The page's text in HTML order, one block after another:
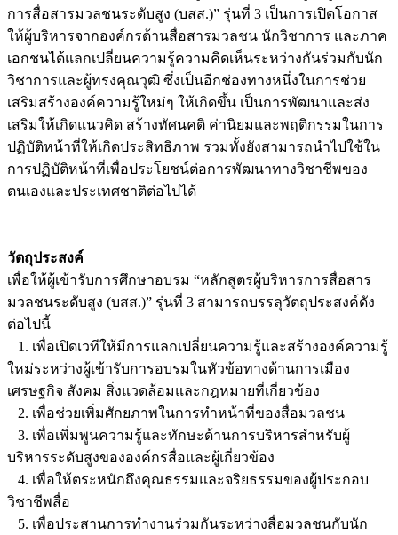
การสื่อสารมวลชนระดับสูง (บสส.)” รุ่นที่ 3 เป็นการเปิดโอกาส
ให้ผู้บริหารจากองค์กรด้านสื่อสารมวลชน นักวิชาการ และภาค
เอกชนได้แลกเปลี่ยนความรู้ความคิดเห็นระหว่างกันร่วมกับนัก
วิชาการและผู้ทรงคุณวุฒิ ซึ่งเป็นอีกช่องทางหนึ่งในการช่วย
เสริมสร้างองค์ความรู้ใหม่ๆ ให้เกิดขึ้น เป็นการพัฒนาและส่ง
เสริมให้เกิดแนวคิด สร้างทัศนคติ ค่านิยมและพฤติกรรมในการ
ปฏิบัติหน้าที่ให้เกิดประสิทธิภาพ รวมทั้งยังสามารถนำไปใช้ใน
การปฏิบัติหน้าที่เพื่อประโยชน์ต่อการพัฒนาทางวิชาชีพของ
ตนเองและประเทศชาติต่อไปได้
วัตถุประสงค์
เพื่อให้ผู้เข้ารับการศึกษาอบรม “หลักสูตรผู้บริหารการสื่อสาร
มวลชนระดับสูง (บสส.)” รุ่นที่ 3 สามารถบรรลุวัตถุประสงค์ดัง
ต่อไปนี้
1. เพื่อเปิดเวทีให้มีการแลกเปลี่ยนความรู้และสร้างองค์ความรู้
ใหม่ระหว่างผู้เข้ารับการอบรมในหัวข้อทางด้านการเมือง
เศรษฐกิจ สังคม สิ่งแวดล้อมและกฎหมายที่เกี่ยวข้อง
2. เพื่อช่วยเพิ่มศักยภาพในการทำหน้าที่ของสื่อมวลชน
3. เพื่อเพิ่มพูนความรู้และทักษะด้านการบริหารสำหรับผู้
บริหารระดับสูงขององค์กรสื่อและผู้เกี่ยวข้อง
4. เพื่อให้ตระหนักถึงคุณธรรมและจริยธรรมของผู้ประกอบ
วิชาชีพสื่อ
5. เพื่อประสานการทำงานร่วมกันระหว่างสื่อมวลชนกับนัก